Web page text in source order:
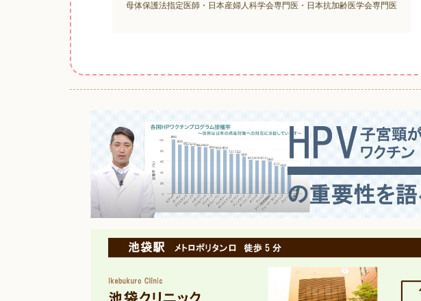
母体保護法指定医師・日本産婦人科学会専門医・日本抗加齢医学会専門医